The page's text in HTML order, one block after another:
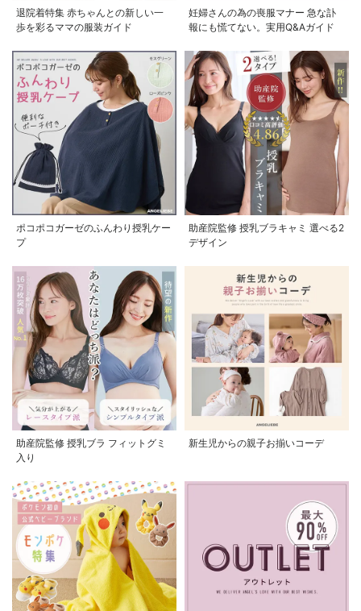
退院着特集 赤ちゃんとの新しい一
歩を彩るママの服装ガイド
妊婦さんの為の喪服マナー 急な訃
報にも慌てない。実用Q&Aガイド
ポコポコガーゼのふんわり授乳ケー
プ
助産院監修 授乳ブラキャミ 選べる2
デザイン
助産院監修 授乳ブラ フィットグミ
入り
新生児からの親子お揃いコーデ